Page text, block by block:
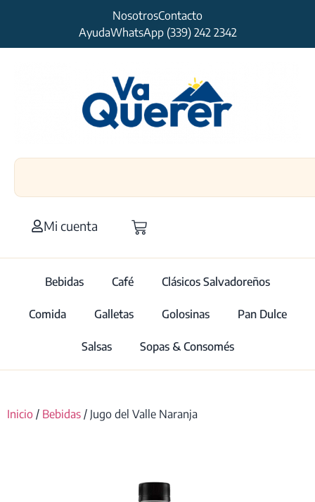
NosotrosContacto
AyudaWhatsApp (339) 242 2342
Mi cuenta
Bebidas Café Clásicos Salvadoreños
Comida Galletas Golosinas Pan Dulce
Salsas Sopas & Consomés
Inicio / Bebidas / Jugo del Valle Naranja